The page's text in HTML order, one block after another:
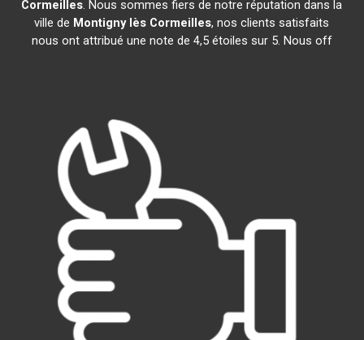
Cormeilles. Nous sommes fiers de notre réputation dans la
ville de Montigny lès Cormeilles, nos clients satisfaits
nous ont attribué une note de 4,5 étoiles sur 5. Nous off